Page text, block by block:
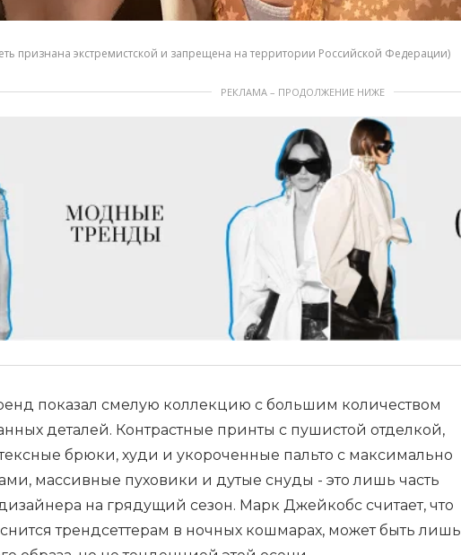
признана экстремистской и запрещена на территории Российской Федерации)
РЕКЛАМА – ПРОДОЛЖЕНИЕ НИЖЕ
показал смелую коллекцию с большим количеством
деталей. Контрастные принты с пушистой отделкой,
брюки, худи и укороченные пальто с максимально
массивные пуховики и дутые снуды - это лишь часть
на грядущий сезон. Марк Джейкобс считает, что
трендсеттерам в ночных кошмарах, может быть лишь